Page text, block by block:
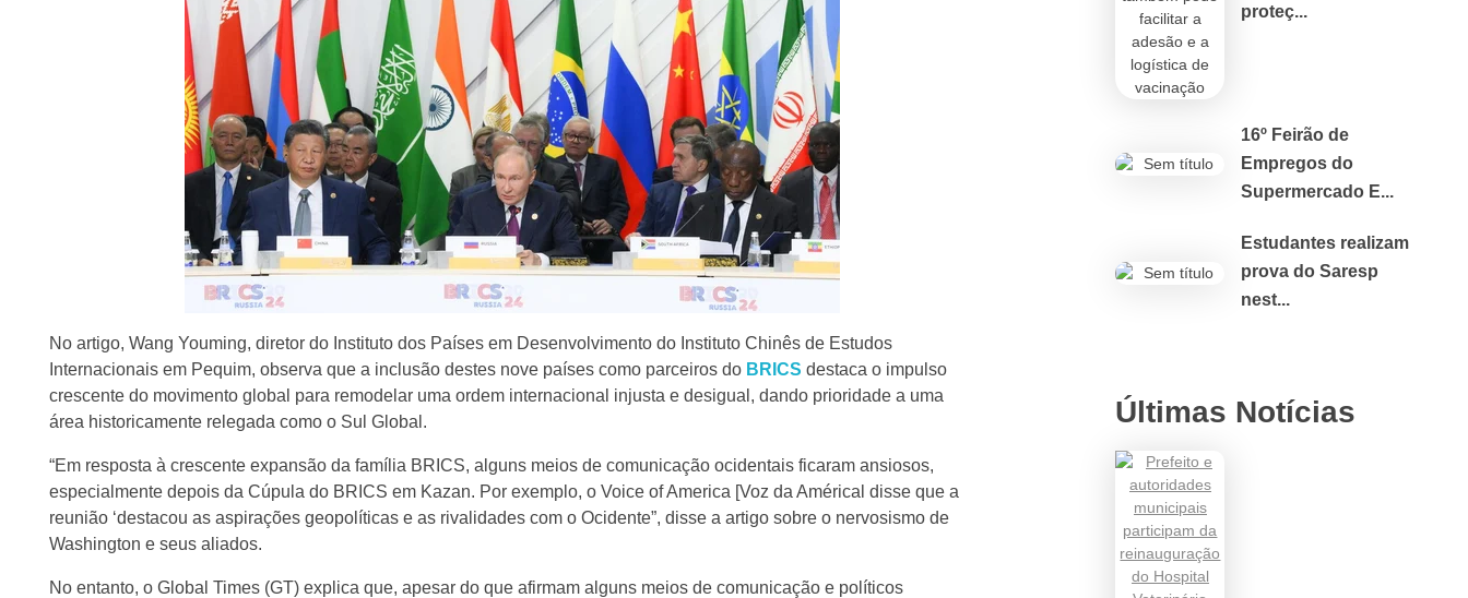
No artigo, Wang Youming, diretor do Instituto dos Países em Desenvolvimento do Instituto Chinês de Estudos
Internacionais em Pequim, observa que a inclusão destes nove países como parceiros do BRICS destaca o impulso
crescente do movimento global para remodelar uma ordem internacional injusta e desigual, dando prioridade a uma
área historicamente relegada como o Sul Global.
“Em resposta à crescente expansão da família BRICS, alguns meios de comunicação ocidentais ficaram ansiosos,
especialmente depois da Cúpula do BRICS em Kazan. Por exemplo, o Voice of America [Voz da Américal disse que a
reunião ‘destacou as aspirações geopolíticas e as rivalidades com o Ocidente”, disse a artigo sobre o nervosismo de
Washington e seus aliados.
No entanto, o Global Times (GT) explica que, apesar do que afirmam alguns meios de comunicação e políticos
proteç...
16º Feirão de
Empregos do
Supermercado E...
Estudantes realizam
prova do Saresp
nest...
Últimas Notícias